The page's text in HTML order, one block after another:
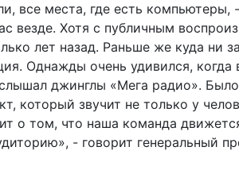
все места, где есть компьютеры,
везде. Хотя с публичным
лет назад. Раньше же куда ни
Однажды очень удивился, когда
джинглы «Мега радио».
который звучит не только у
о том, что наша команда
- говорит генеральный